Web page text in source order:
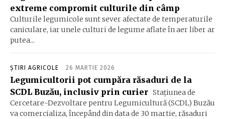
extreme compromit culturile din câmp
Culturile legumicole sunt sever afectate de temperaturile
caniculare, iar unele culturi de legume aflate în aer liber ar
putea...
ȘTIRI AGRICOLE 26 MARTIE 2026
Legumicultorii pot cumpăra răsaduri de la
SCDL Buzău, inclusiv prin curier Stațiunea de
Cercetare-Dezvoltare pentru Legumicultură (SCDL) Buzău
va comercializa, începând din data de 30 martie, răsaduri